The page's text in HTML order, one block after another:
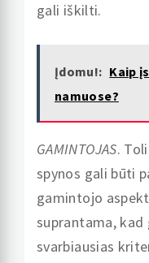
gali iškilti.
Įdomu!: Kaip
namuose?
GAMINTOJAS.
spynos gali būti
gamintojo
suprantama,
svarbiausias